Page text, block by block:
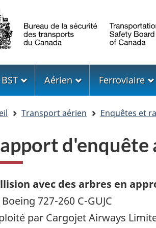
Aérien Ferroviaire
Transport aérien Enquêtes et
avec des arbres en
727-260 C-GUJC
par Cargojet Airways